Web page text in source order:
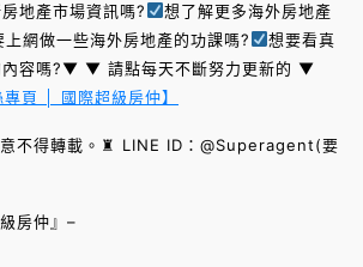
地產市場資訊嗎?
想了解更多海外房地產
上網做一些海外房地產的功課嗎?
想要看真
內容嗎?▼ ▼ 請點每天不斷努力更新的 ▼
頁 │ 國際超級房仲】
不得轉載。♜ LINE ID：@Superagent(要
房仲』–